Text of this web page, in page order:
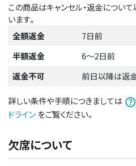
この商品はキャンセル・返金につい
います。
全額返金
7日前
半額返金
6〜2日前
返金不可
前日以降は返
詳しい条件や手順につきましては
ドライン をご覧ください。
欠席について